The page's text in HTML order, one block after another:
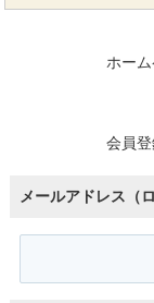
ホー
会員登
メールアドレス（